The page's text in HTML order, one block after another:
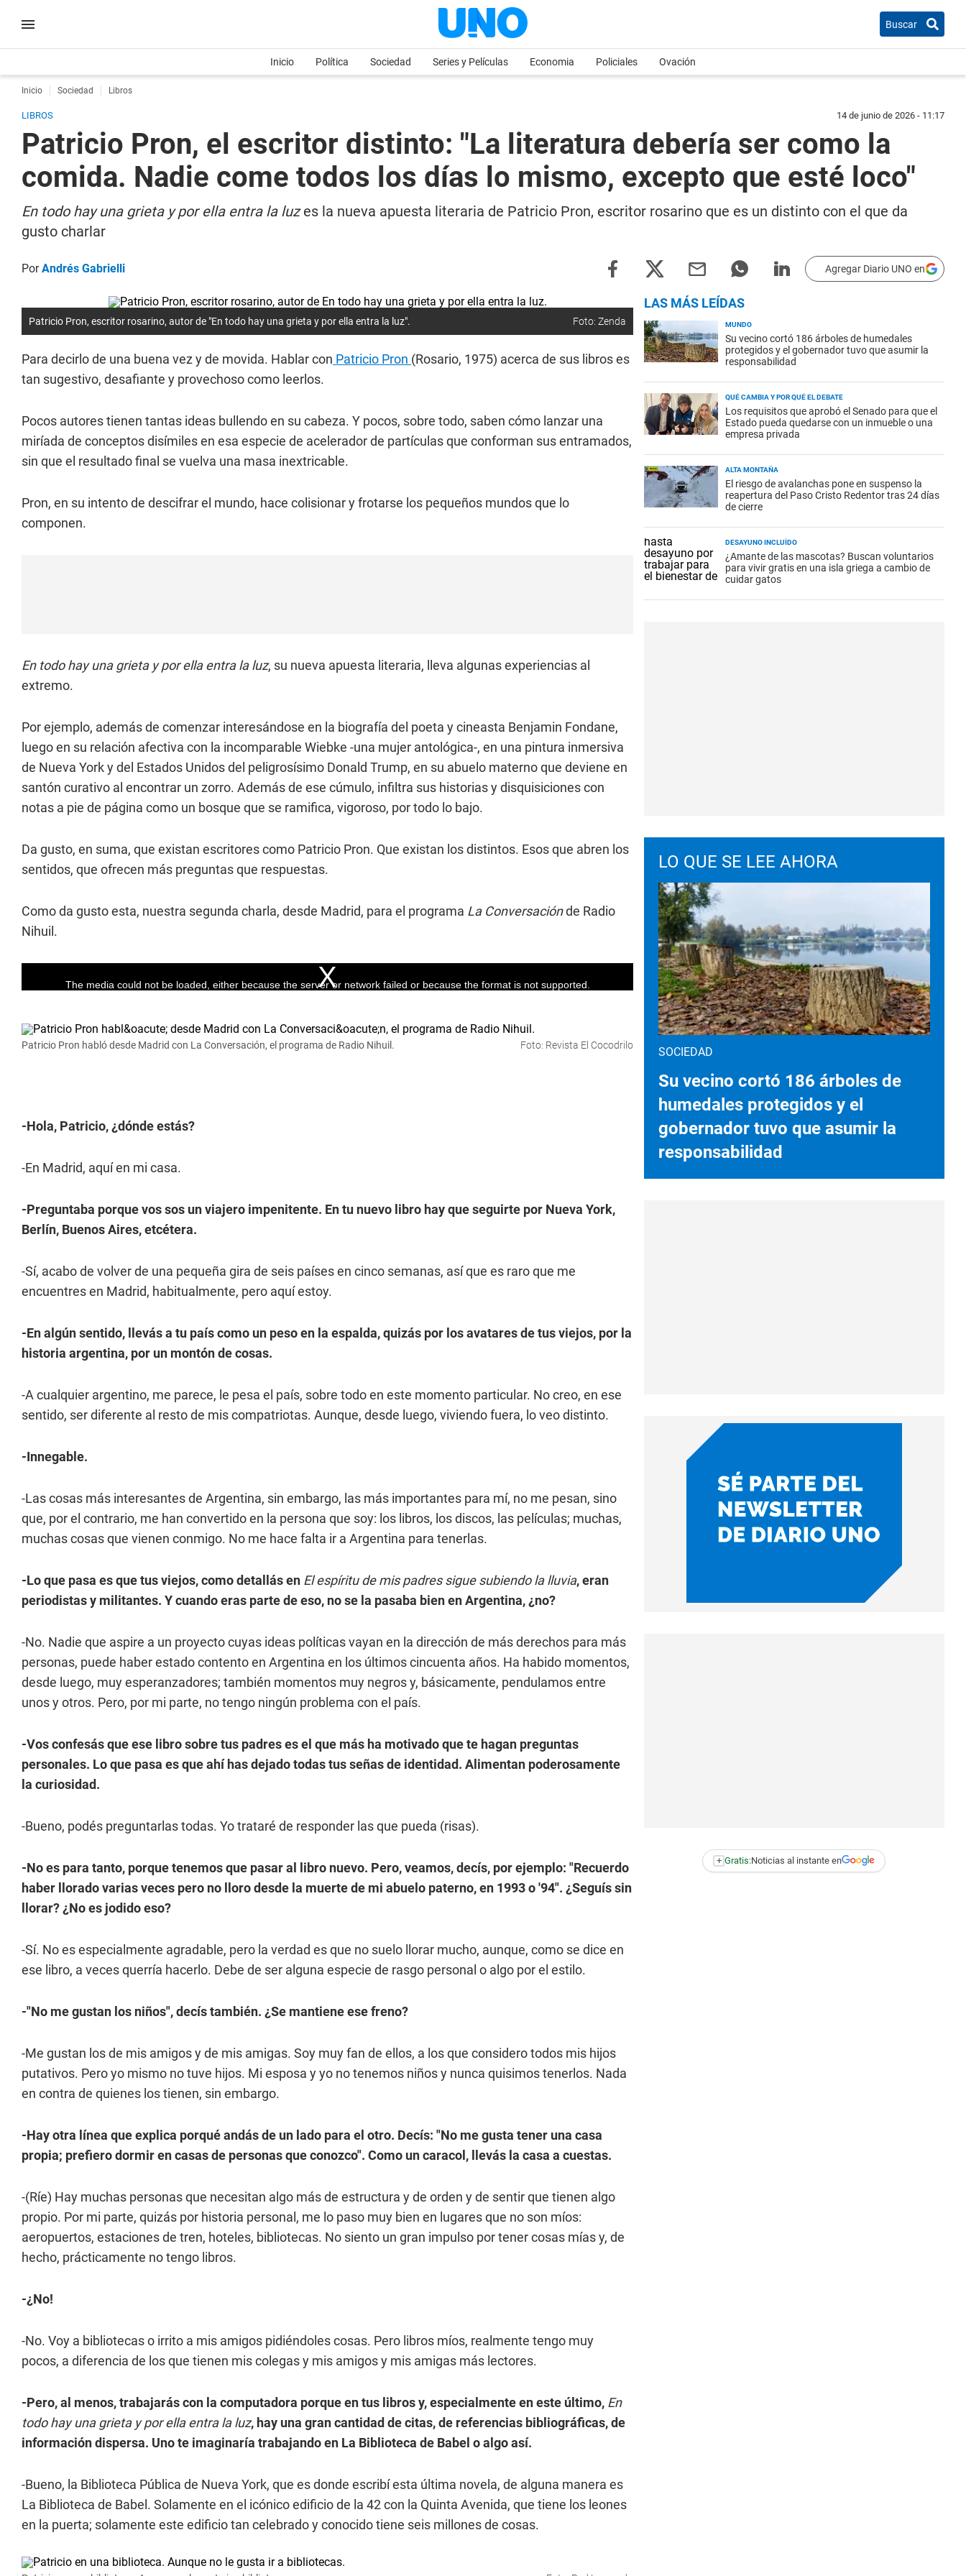
Buscar
Inicio Política Sociedad Series y Películas Economia Policiales Ovación
Inicio Sociedad Libros
LIBROS 14 de junio de 2026 - 11:17
Patricio Pron, el escritor distinto: "La literatura debería ser como la
comida. Nadie come todos los días lo mismo, excepto que esté loco"
En todo hay una grieta y por ella entra la luzes la nueva apuesta literaria de Patricio Pron, escritor rosarino que es un distinto con el que da
gusto charlar
PorAndrés Gabrielli Agregar Diario UNO en
Patricio Pron, escritor rosarino, autor de "En todo hay una grieta y por ella entra la luz". Foto: Zenda
Para decirlo de una buena vez y de movida. Hablar con Patricio Pron (Rosario, 1975) acerca de sus libros es
tan sugestivo, desafiante y provechoso como leerlos.
Pocos autores tienen tantas ideas bullendo en su cabeza. Y pocos, sobre todo, saben cómo lanzar una
miríada de conceptos disímiles en esa especie de acelerador de partículas que conforman sus entramados,
sin que el resultado final se vuelva una masa inextricable.
Pron, en su intento de descifrar el mundo, hace colisionar y frotarse los pequeños mundos que lo
componen.
En todo hay una grieta y por ella entra la luz, su nueva apuesta literaria, lleva algunas experiencias al
extremo.
Por ejemplo, además de comenzar interesándose en la biografía del poeta y cineasta Benjamin Fondane,
luego en su relación afectiva con la incomparable Wiebke -una mujer antológica-, en una pintura inmersiva
de Nueva York y del Estados Unidos del peligrosísimo Donald Trump, en su abuelo materno que deviene en
santón curativo al encontrar un zorro. Además de ese cúmulo, infiltra sus historias y disquisiciones con
notas a pie de página como un bosque que se ramifica, vigoroso, por todo lo bajo.
Da gusto, en suma, que existan escritores como Patricio Pron. Que existan los distintos. Esos que abren los
sentidos, que ofrecen más preguntas que respuestas.
Como da gusto esta, nuestra segunda charla, desde Madrid, para el programa La Conversaciónde Radio
Nihuil.
Patricio Pron habló desde Madrid con La Conversación, el programa de Radio Nihuil. Foto: Revista El Cocodrilo
-Hola, Patricio, ¿dónde estás?
-En Madrid, aquí en mi casa.
-Preguntaba porque vos sos un viajero impenitente. En tu nuevo libro hay que seguirte por Nueva York,
Berlín, Buenos Aires, etcétera.
-Sí, acabo de volver de una pequeña gira de seis países en cinco semanas, así que es raro que me
encuentres en Madrid, habitualmente, pero aquí estoy.
-En algún sentido, llevás a tu país como un peso en la espalda, quizás por los avatares de tus viejos, por la
historia argentina, por un montón de cosas.
-A cualquier argentino, me parece, le pesa el país, sobre todo en este momento particular. No creo, en ese
sentido, ser diferente al resto de mis compatriotas. Aunque, desde luego, viviendo fuera, lo veo distinto.
-Innegable.
-Las cosas más interesantes de Argentina, sin embargo, las más importantes para mí, no me pesan, sino
que, por el contrario, me han convertido en la persona que soy: los libros, los discos, las películas; muchas,
muchas cosas que vienen conmigo. No me hace falta ir a Argentina para tenerlas.
-Lo que pasa es que tus viejos, como detallás en El espíritu de mis padres sigue subiendo la lluvia, eran
periodistas y militantes. Y cuando eras parte de eso, no se la pasaba bien en Argentina, ¿no?
-No. Nadie que aspire a un proyecto cuyas ideas políticas vayan en la dirección de más derechos para más
personas, puede haber estado contento en Argentina en los últimos cincuenta años. Ha habido momentos,
desde luego, muy esperanzadores; también momentos muy negros y, básicamente, pendulamos entre
unos y otros. Pero, por mi parte, no tengo ningún problema con el país.
-Vos confesás que ese libro sobre tus padres es el que más ha motivado que te hagan preguntas
personales. Lo que pasa es que ahí has dejado todas tus señas de identidad. Alimentan poderosamente
la curiosidad.
-Bueno, podés preguntarlas todas. Yo trataré de responder las que pueda (risas).
-No es para tanto, porque tenemos que pasar al libro nuevo. Pero, veamos, decís, por ejemplo: "Recuerdo
haber llorado varias veces pero no lloro desde la muerte de mi abuelo paterno, en 1993 o '94". ¿Seguís sin
llorar? ¿No es jodido eso?
-Sí. No es especialmente agradable, pero la verdad es que no suelo llorar mucho, aunque, como se dice en
ese libro, a veces querría hacerlo. Debe de ser alguna especie de rasgo personal o algo por el estilo.
-"No me gustan los niños", decís también. ¿Se mantiene ese freno?
-Me gustan los de mis amigos y de mis amigas. Soy muy fan de ellos, a los que considero todos mis hijos
putativos. Pero yo mismo no tuve hijos. Mi esposa y yo no tenemos niños y nunca quisimos tenerlos. Nada
en contra de quienes los tienen, sin embargo.
-Hay otra línea que explica porqué andás de un lado para el otro. Decís: "No me gusta tener una casa
propia; prefiero dormir en casas de personas que conozco". Como un caracol, llevás la casa a cuestas.
-(Ríe) Hay muchas personas que necesitan algo más de estructura y de orden y de sentir que tienen algo
propio. Por mi parte, quizás por historia personal, me lo paso muy bien en lugares que no son míos:
aeropuertos, estaciones de tren, hoteles, bibliotecas. No siento un gran impulso por tener cosas mías y, de
hecho, prácticamente no tengo libros.
-¿No!
-No. Voy a bibliotecas o irrito a mis amigos pidiéndoles cosas. Pero libros míos, realmente tengo muy
pocos, a diferencia de los que tienen mis colegas y mis amigos y mis amigas más lectores.
-Pero, al menos, trabajarás con la computadora porque en tus libros y, especialmente en este último, En
todo hay una grieta y por ella entra la luz, hay una gran cantidad de citas, de referencias bibliográficas, de
información dispersa. Uno te imaginaría trabajando en La Biblioteca de Babel o algo así.
-Bueno, la Biblioteca Pública de Nueva York, que es donde escribí esta última novela, de alguna manera es
La Biblioteca de Babel. Solamente en el icónico edificio de la 42 con la Quinta Avenida, que tiene los leones
en la puerta; solamente este edificio tan celebrado y conocido tiene seis millones de cosas.
LAS MÁS LEÍDAS
MUNDO
Su vecino cortó 186 árboles de humedales
protegidos y el gobernador tuvo que asumir la
responsabilidad
QUÉ CAMBIA Y POR QUÉ EL DEBATE
Los requisitos que aprobó el Senado para que el
Estado pueda quedarse con un inmueble o una
empresa privada
ALTA MONTAÑA
El riesgo de avalanchas pone en suspenso la
reapertura del Paso Cristo Redentor tras 24 días
de cierre
DESAYUNO INCLUÍDO
¿Amante de las mascotas? Buscan voluntarios
para vivir gratis en una isla griega a cambio de
cuidar gatos
LO QUE SE LEE AHORA
SOCIEDAD
Su vecino cortó 186 árboles de
humedales protegidos y el
gobernador tuvo que asumir la
responsabilidad
+ Gratis:Noticias al instante en